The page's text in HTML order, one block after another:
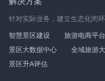
针对实际业务，建立生态化闭环
智慧景区建设 旅游电商平台
景区大数据中心
全域旅游
景区升A评估